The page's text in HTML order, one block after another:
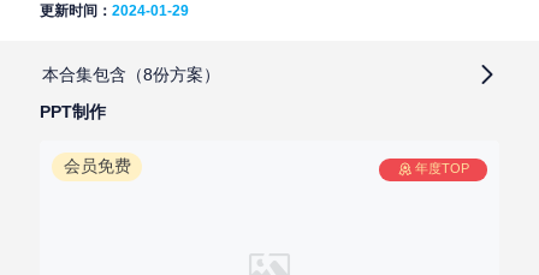
更新时间：2024-01-29
本合集包含（8份方案）
PPT制作
PPT制作
会员免费 年度TOP